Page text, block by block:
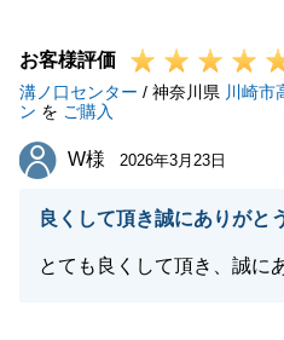
お客様評価
溝ノ口センター / 神奈川県 川崎市
ン を ご購入
W様
W様 2026年3月23日
良くして頂き誠にありがと
とても良くして頂き、誠に